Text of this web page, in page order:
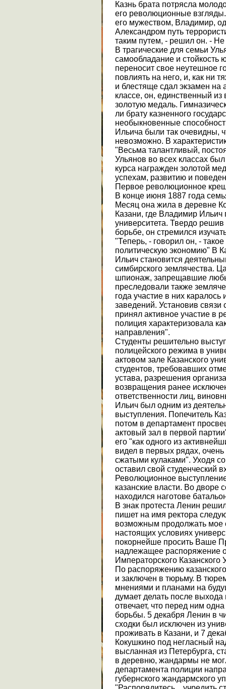
Казнь брата потрясла
его революционные
его мужеством, Владимир,
Александром путь
таким путем, - решил он. -
В трагические для семьи
самообладание и
переносит свое неутешное
повлиять на него, и, как ни
и блестяще сдал экзамен на
классе, он, единственный
золотую медаль.
ли брату казненного
необыкновенные
Ильича были так очевидны,
невозможно. В
"Весьма талантливый,
Ульянов во всех классах
курса награжден золотой
успехам, развитию и
Первое революционное
В конце июня 1887 года
Месяц она жила в деревне
Казани, где Владимир Ильич
университета. Твердо
борьбе, он стремился
"Теперь, - говорил он, -
политическую экономию" В
Ильич становится
симбирского землячества.
шпионаж, запрещавшие
преследовали также
года участие в них
заведений. Установив
принял активное участие в
полиция характеризовала
направления".
Студенты решительно
полицейского режима в
актовом зале Казанского
студентов, требовавших
устава, разрешения
возвращения ранее
ответственности лиц,
Ильич был одним из
выступления. Попечитель
потом в департамент
актовый зал в первой
его "как одного из
видел в первых рядах,
сжатыми кулаками". Уходя
оставил свой студенческий
Революционное
казанские власти. Во дворе
находился наготове
В знак протеста Ленин
пишет на имя ректора
возможным продолжать мое
настоящих условиях
покорнейше просить Ваше
надлежащее распоряжение
Императорского Казанского
По распоряжению
и заключен в тюрьму. В
мнениями и планами на
думает делать после
отвечает, что перед ним
борьбы. 5 декабря Ленин в
сходки был исключен из
проживать в Казани, и 7
Кокушкино под негласный
высланная из Петербурга,
в деревню, жандармы не
департамента полиции
губернского жандармского